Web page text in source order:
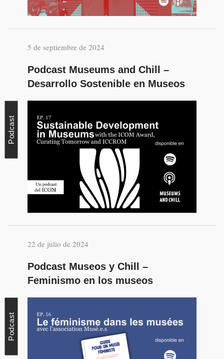
5 de septiembre de 2024
Podcast Museums and Chill –
Desarrollo Sostenible en Museos
Podcast
22 de julio de 2024
Podcast Museos y Chill –
Feminismo en los museos
Podcast